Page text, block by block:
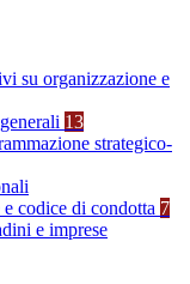
su organizzazione e
13
strategico-
codice di condotta 7
e imprese